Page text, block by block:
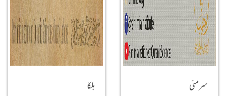
سرمئی
ہلکا